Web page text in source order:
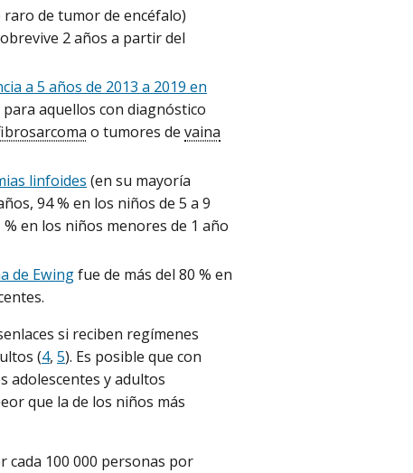
de tumor de encéfalo)
2 años a partir del
a 5 años de 2013 a 2019 en
aquellos con diagnóstico
o tumores de vaina
linfoides (en su mayoría
94 % en los niños de 5 a 9
en los niños menores de 1 año
de Ewingfue de más del 80 % en
si reciben regímenes
(4, 5). Es posible que con
adolescentes y adultos
que la de los niños más
cada 100 000 personas por